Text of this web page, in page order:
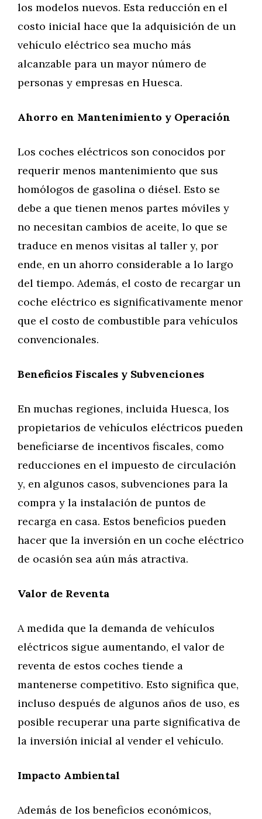
los modelos nuevos. Esta reducción en el
costo inicial hace que la adquisición de un
vehículo eléctrico sea mucho más
alcanzable para un mayor número de
personas y empresas en Huesca.
Ahorro en Mantenimiento y Operación
Los coches eléctricos son conocidos por
requerir menos mantenimiento que sus
homólogos de gasolina o diésel. Esto se
debe a que tienen menos partes móviles y
no necesitan cambios de aceite, lo que se
traduce en menos visitas al taller y, por
ende, en un ahorro considerable a lo largo
del tiempo. Además, el costo de recargar un
coche eléctrico es significativamente menor
que el costo de combustible para vehículos
convencionales.
Beneficios Fiscales y Subvenciones
En muchas regiones, incluida Huesca, los
propietarios de vehículos eléctricos pueden
beneficiarse de incentivos fiscales, como
reducciones en el impuesto de circulación
y, en algunos casos, subvenciones para la
compra y la instalación de puntos de
recarga en casa. Estos beneficios pueden
hacer que la inversión en un coche eléctrico
de ocasión sea aún más atractiva.
Valor de Reventa
A medida que la demanda de vehículos
eléctricos sigue aumentando, el valor de
reventa de estos coches tiende a
mantenerse competitivo. Esto significa que,
incluso después de algunos años de uso, es
posible recuperar una parte significativa de
la inversión inicial al vender el vehículo.
Impacto Ambiental
Además de los beneficios económicos,